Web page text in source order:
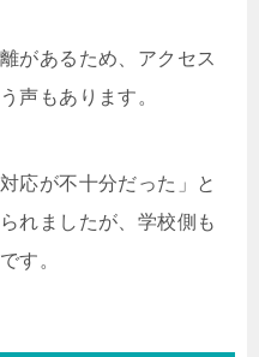
があるため、アクセス
声もあります。
応が不十分だった」と
れましたが、学校側も
す。